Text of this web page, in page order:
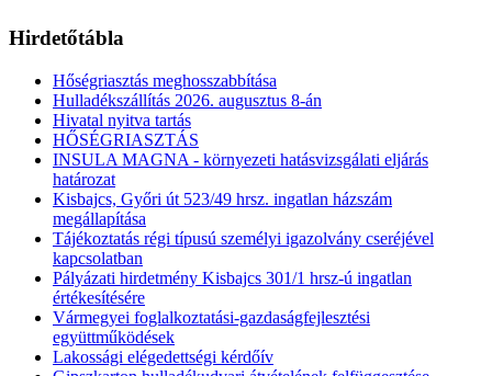
Hirdetőtábla
Hőségriasztás meghosszabbítása
Hulladékszállítás 2026. augusztus 8-án
Hivatal nyitva tartás
HŐSÉGRIASZTÁS
INSULA MAGNA - környezeti hatásvizsgálati eljárás
határozat
Kisbajcs, Győri út 523/49 hrsz. ingatlan házszám
megállapítása
Tájékoztatás régi típusú személyi igazolvány cseréjével
kapcsolatban
Pályázati hirdetmény Kisbajcs 301/1 hrsz-ú ingatlan
értékesítésére
Vármegyei foglalkoztatási-gazdaságfejlesztési
együttműködések
Lakossági elégedettségi kérdőív